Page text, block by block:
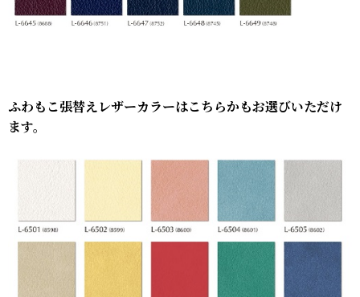
ふわもこ張替えレザーカラーはこちらかもお選びいただけ
ます。